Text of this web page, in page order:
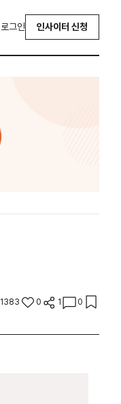
로그인 인사이터 신청
1383 0 1 0